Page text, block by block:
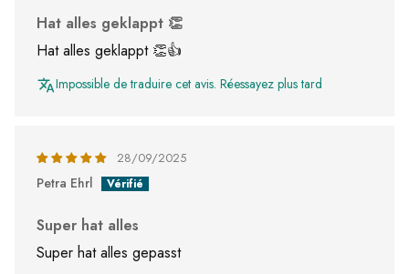
Hat alles geklappt 👏
Hat alles geklappt 👏👍
Impossible de traduire cet avis. Réessayez plus tard
28/09/2025
Petra Ehrl
Super hat alles
Super hat alles gepasst